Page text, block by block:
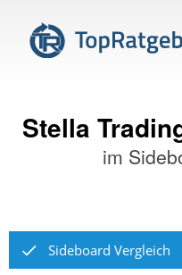
Stella
im
Sideboard Vergleich